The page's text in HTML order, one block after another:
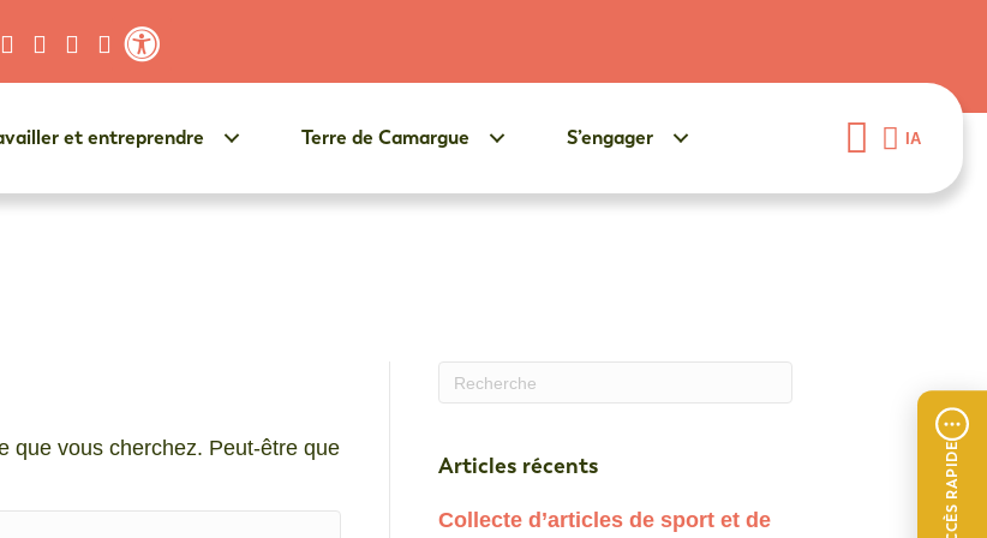
ACCÈS RAPIDE
et entreprendre Terre de Camargue S’engager IA
que vous cherchez. Peut-être que
Quand les résultats de l'auto-complétion sont
Articles récents
Collecte d’articles de sport et de